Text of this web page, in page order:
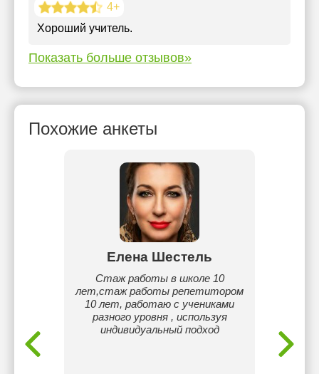
4+
Хороший учитель.
Показать больше отзывов»
Похожие анкеты
Елена Шестель
Стаж работы в школе 10
лет,стаж работы репетитором
10 лет, работаю с учениками
разного уровня , используя
индивидуальный подход